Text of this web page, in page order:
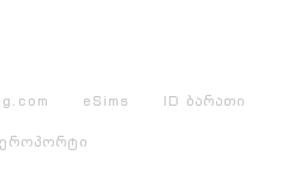
eSims ID ბარათი